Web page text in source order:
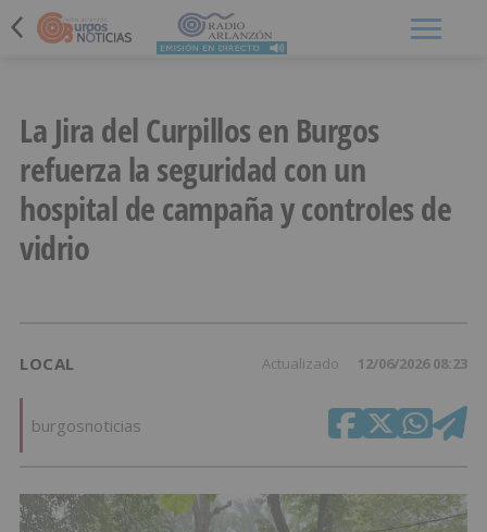
La Jira del Curpillos en Burgos
refuerza la seguridad con un
hospital de campaña y controles de
vidrio
LOCAL Actualizado 12/06/2026 08:23
burgosnoticias